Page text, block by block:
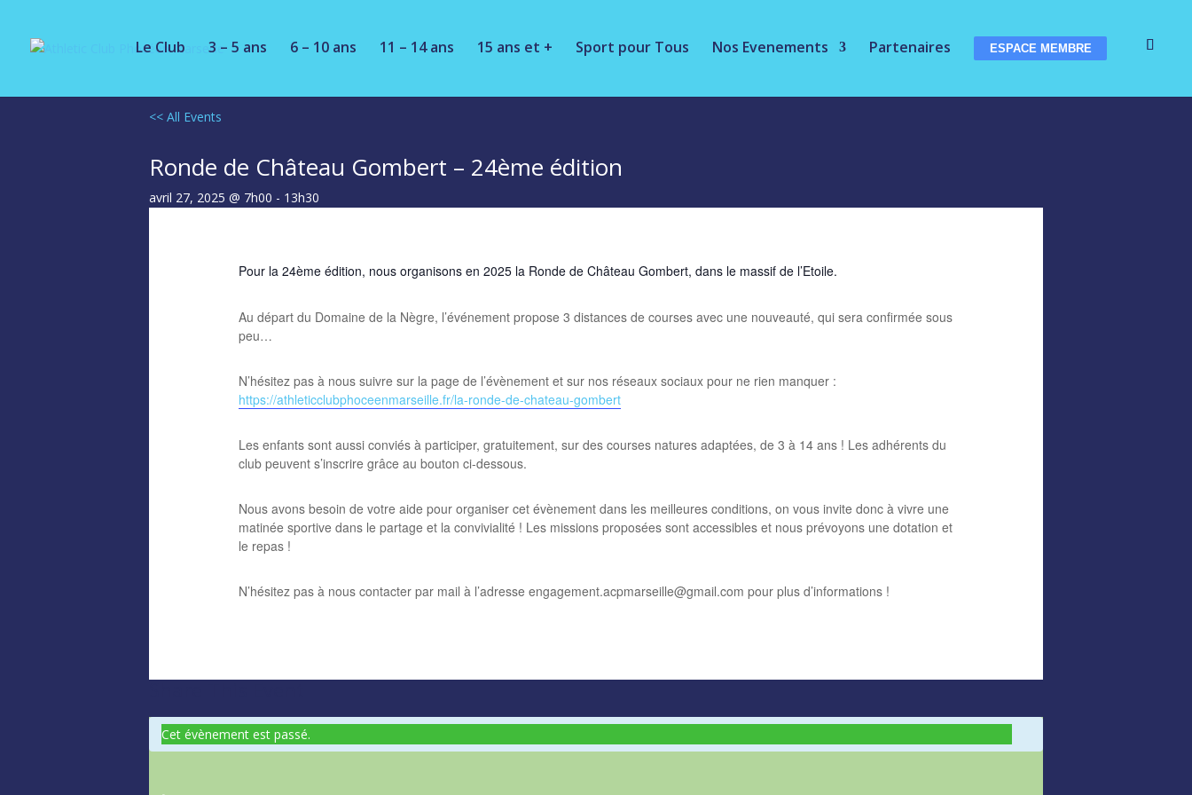
Le Club 3 – 5 ans 6 – 10 ans 11 – 14 ans 15 ans et + Sport pour Tous Nos Evenements Partenaires ESPACE MEMBRE
<< All Events
Ronde de Château Gombert – 24ème édition
avril 27, 2025 @ 7h00 - 13h30
Pour la 24ème édition, nous organisons en 2025 la Ronde de Château Gombert, dans le massif de l’Etoile.
Au départ du Domaine de la Nègre, l’événement propose 3 distances de courses avec une nouveauté, qui sera confirmée sous
peu…
N’hésitez pas à nous suivre sur la page de l’évènement et sur nos réseaux sociaux pour ne rien manquer :
https://athleticclubphoceenmarseille.fr/la-ronde-de-chateau-gombert
Les enfants sont aussi conviés à participer, gratuitement, sur des courses natures adaptées, de 3 à 14 ans ! Les adhérents du
club peuvent s’inscrire grâce au bouton ci-dessous.
Nous avons besoin de votre aide pour organiser cet évènement dans les meilleures conditions, on vous invite donc à vivre une
matinée sportive dans le partage et la convivialité ! Les missions proposées sont accessibles et nous prévoyons une dotation et
le repas !
N’hésitez pas à nous contacter par mail à l’adresse engagement.acpmarseille@gmail.com pour plus d’informations !
Cet évènement est passé.